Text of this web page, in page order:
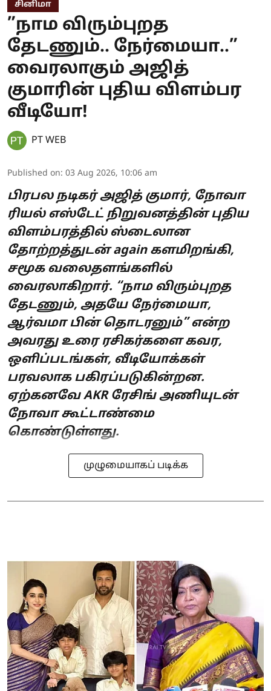
சினிமா
”நாம விரும்புறத
தேடணும்.. நேர்மையா..”
வைரலாகும் அஜித்
குமாரின் புதிய விளம்பர
வீடியோ!
PT WEB
Published on: 03 Aug 2026, 10:06 am
பிரபல நடிகர் அஜித் குமார், நோவா
ரியல் எஸ்டேட் நிறுவனத்தின் புதிய
விளம்பரத்தில் ஸ்டைலான
தோற்றத்துடன் again களமிறங்கி,
சமூக வலைதளங்களில்
வைரலாகிறார். “நாம விரும்புறத
தேடணும், அதயே நேர்மையா,
ஆர்வமா பின் தொடரனும்” என்ற
அவரது உரை ரசிகர்களை கவர,
ஒளிப்படங்கள், வீடியோக்கள்
பரவலாக பகிரப்படுகின்றன.
ஏற்கனவே AKR ரேசிங் அணியுடன்
நோவா கூட்டாண்மை
கொண்டுள்ளது.
முழுமையாகப் படிக்க